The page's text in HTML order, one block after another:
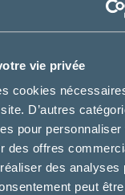
vie privée
cookies
D’autres
pour personnaliser
des offres
des analyses
peut
Vétoquinol
FLEXADIN
176.99 €